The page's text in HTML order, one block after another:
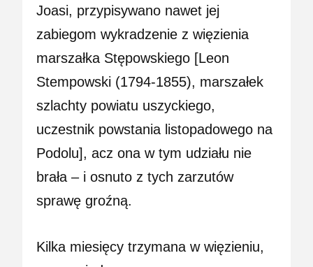
Joasi, przypisywano nawet jej
zabiegom wykradzenie z więzienia
marszałka Stępowskiego [Leon
Stempowski (1794-1855), marszałek
szlachty powiatu uszyckiego,
uczestnik powstania listopadowego na
Podolu], acz ona w tym udziału nie
brała – i osnuto z tych zarzutów
sprawę groźną.
Kilka miesięcy trzymana w więzieniu,